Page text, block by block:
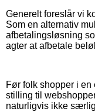
Generelt foreslår vi
Som en alternativ
afbetalingsløsning
agter at afbetale
Før folk shopper i
stilling til
naturligvis ikke